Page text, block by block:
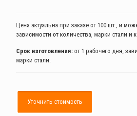
Цена актуальна при заказе от 100 шт., и
зависимости от количества, марки стали и
Срок изготовления: от 1 рабочего дня,
марки стали.
Уточнить стоимость